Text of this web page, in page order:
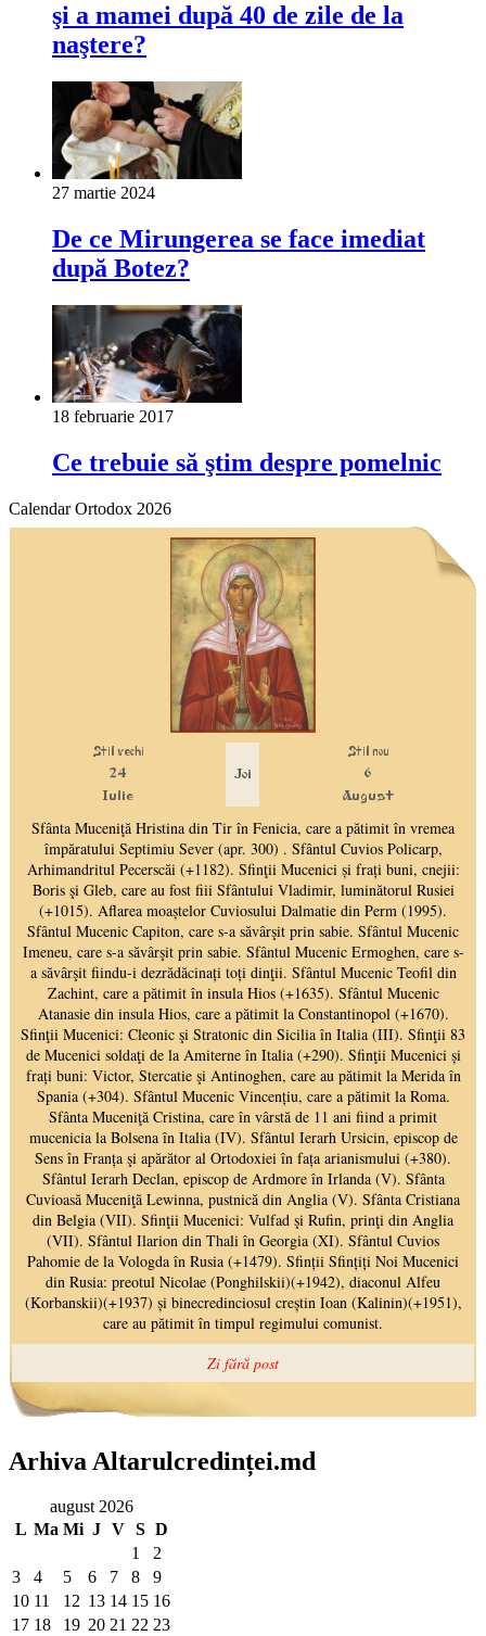
şi a mamei după 40 de zile de la
naştere?
27 martie 2024
De ce Mirungerea se face imediat
după Botez?
18 februarie 2017
Ce trebuie să ştim despre pomelnic
Calendar Ortodox 2026
Arhiva Altarulcredinței.md
august 2026
L Ma Mi J V S D
1
2
3
4 5 6 7 8
9
10 11 12 13 14 15 16
17 18 19 20 21 22 23